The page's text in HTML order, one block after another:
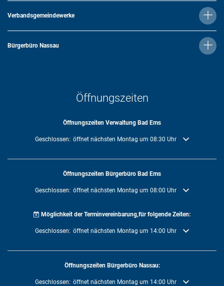
Verbandsgemeindewerke
Bürgerbüro Nassau
Öffnungszeiten
Öffnungszeiten Verwaltung Bad Ems
Klicken, um weitere Öffnungs- oder Schließzeiten auszublenden
Geschlossen: öffnet nächsten Montag um 08:30 Uhr
Öffnungszeiten Bürgerbüro Bad Ems
Klicken, um weitere Öffnungs- oder Schließzeiten auszublenden
Geschlossen: öffnet nächsten Montag um 08:00 Uhr
Möglichkeit der Terminvereinbarung,für folgende Zeiten:
Klicken, um weitere Öffnungs- oder Schließzeiten auszublenden
Geschlossen: öffnet nächsten Montag um 14:00 Uhr
Öffnungszeiten Bürgerbüro Nassau:
Klicken, um weitere Öffnungs- oder Schließzeiten auszublenden
Geschlossen: öffnet nächsten Montag um 14:00 Uhr